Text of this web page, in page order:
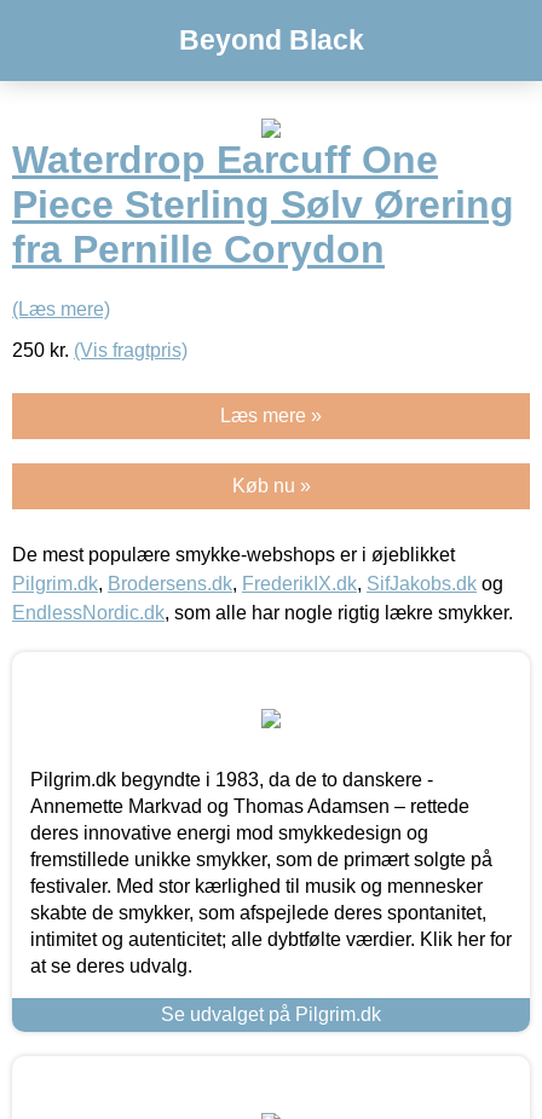
Beyond Black
Waterdrop Earcuff One
Piece Sterling Sølv Ørering
fra Pernille Corydon
(Læs mere)
250 kr. (Vis fragtpris)
Læs mere »
Køb nu »
De mest populære smykke-webshops er i øjeblikket
Pilgrim.dk, Brodersens.dk, FrederikIX.dk, SifJakobs.dk og
EndlessNordic.dk, som alle har nogle rigtig lækre smykker.
Pilgrim.dk begyndte i 1983, da de to danskere -
Annemette Markvad og Thomas Adamsen – rettede
deres innovative energi mod smykkedesign og
fremstillede unikke smykker, som de primært solgte på
festivaler. Med stor kærlighed til musik og mennesker
skabte de smykker, som afspejlede deres spontanitet,
intimitet og autenticitet; alle dybtfølte værdier. Klik her for
at se deres udvalg.
Se udvalget på Pilgrim.dk